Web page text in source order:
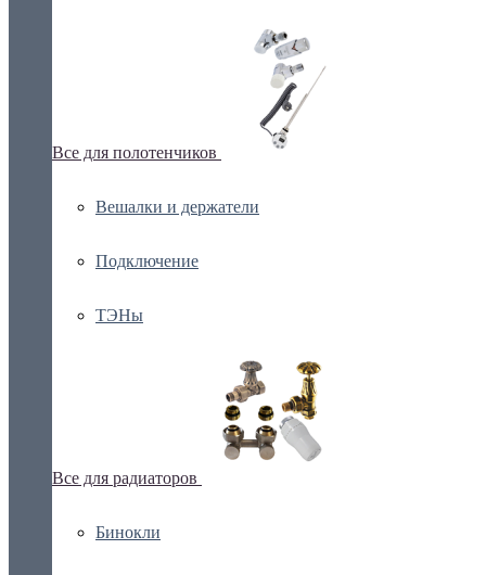
Все для полотенчиков
Вешалки и держатели
Подключение
ТЭНы
Все для радиаторов
Бинокли